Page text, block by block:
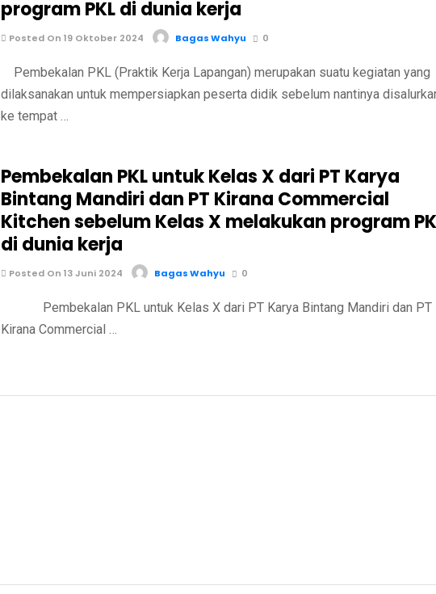
program PKL di dunia kerja
Posted On 19 Oktober 2024 Bagas Wahyu 0
Pembekalan PKL (Praktik Kerja Lapangan) merupakan suatu kegiatan yang
dilaksanakan untuk mempersiapkan peserta didik sebelum nantinya
ke tempat …
Pembekalan PKL untuk Kelas X dari PT Karya
Bintang Mandiri dan PT Kirana Commercial
Kitchen sebelum Kelas X melakukan program
di dunia kerja
Posted On 13 Juni 2024 Bagas Wahyu 0
Pembekalan PKL untuk Kelas X dari PT Karya Bintang Mandiri dan PT
Kirana Commercial …